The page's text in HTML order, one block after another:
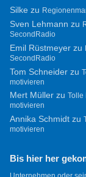
Silkezu
Sven Lehmann zu
SecondRadio
Emil Rüstmeyerzu
SecondRadio
Tom Schneiderzu
motivieren
Mert Müllerzu Tolle
motivieren
Annika Schmidtzu
motivieren
Bis hier her